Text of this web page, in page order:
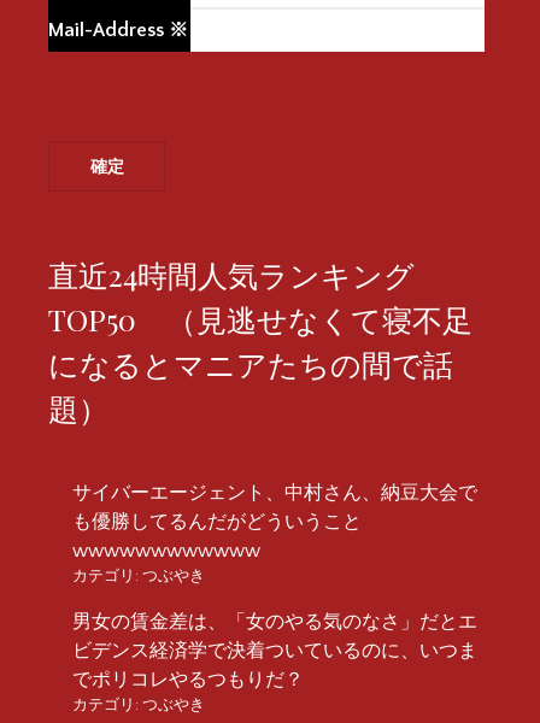
Mail-Address ※
直近24時間人気ランキング
TOP50 （見逃せなくて寝不足
になるとマニアたちの間で話
題）
サイバーエージェント、中村さん、納豆大会で
も優勝してるんだがどういうこと
wwwwwwwwwwww
カテゴリ: つぶやき
男女の賃金差は、「女のやる気のなさ」だとエ
ビデンス経済学で決着ついているのに、いつま
でポリコレやるつもりだ？
カテゴリ: つぶやき